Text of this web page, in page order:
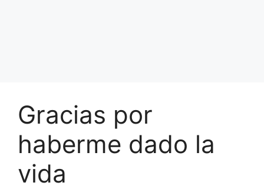
Gracias por
haberme dado la
vida